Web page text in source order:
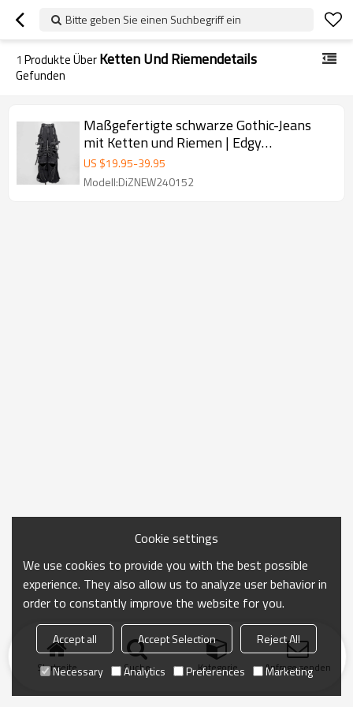
Bitte geben Sie einen Suchbegriff ein
1 Produkte ÜberKetten Und Riemendetails
Gefunden
Maßgefertigte schwarze Gothic-Jeans
mit Ketten und Riemen | Edgy
Streetwear für einzigartige Styles
US $19.95-39.95
Modell:DiZNEW240152
Startseite Suche Kategorie Anfrage senden
Cookie settings
We use cookies to provide you with the best possible
experience. They also allow us to analyze user behavior in
order to constantly improve the website for you.
Accept all Accept Selection
Reject All
Necessary
Analytics Preferences Marketing